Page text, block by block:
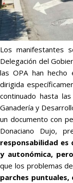
Los manifestantes
Delegación del
las OPA han hecho
dirigida
continuado hasta
Ganadería y
un documento con
Donaciano Dujo,
responsabilidad es
y autonómica,
que los problemas
parches